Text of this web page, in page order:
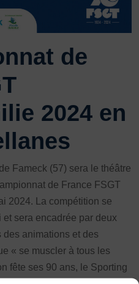
FSGT
professionnelle ALS
professionnelle
internationales
de
2024 en
Fameck (57) sera le théâtre
de France FSGT
2024. La compétition se
sera encadrée par deux
animations et des
« se muscler à tous les
fête ses 90 ans, le Sporting